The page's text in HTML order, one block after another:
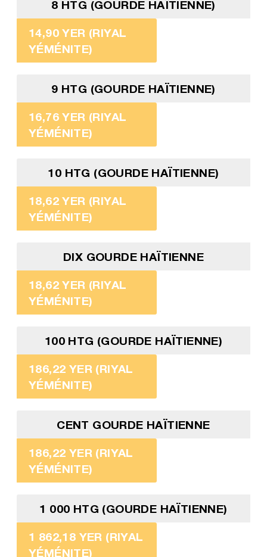
8 HTG (GOURDE HAÏTIENNE)
14,90 YER (RIYAL
YÉMÉNITE)
9 HTG (GOURDE HAÏTIENNE)
16,76 YER (RIYAL
YÉMÉNITE)
10 HTG (GOURDE HAÏTIENNE)
18,62 YER (RIYAL
YÉMÉNITE)
DIX GOURDE HAÏTIENNE
18,62 YER (RIYAL
YÉMÉNITE)
100 HTG (GOURDE HAÏTIENNE)
186,22 YER (RIYAL
YÉMÉNITE)
CENT GOURDE HAÏTIENNE
186,22 YER (RIYAL
YÉMÉNITE)
1 000 HTG (GOURDE HAÏTIENNE)
1 862,18 YER (RIYAL
YÉMÉNITE)